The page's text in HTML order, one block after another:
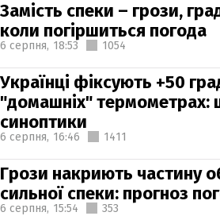
Замість спеки – грози,
коли погіршиться погода
6 серпня, 18:53 1054
Українці фіксують +50
"домашніх" термометрах:
синоптики
6 серпня, 16:46 1411
Грози накриють частину
сильної спеки: прогноз
6 серпня, 15:54 353